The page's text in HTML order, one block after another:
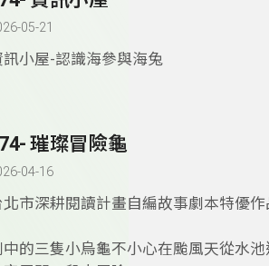
05-21
訊小屋-認識海參與海兔
璀璨冒險龜
04-16
北市深耕閱讀計畫自編故事劇本特優
中的三隻小烏龜不小心在颱風天從水池